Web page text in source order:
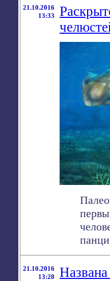
21.10.2016
13:33
21.10.2016
13:28